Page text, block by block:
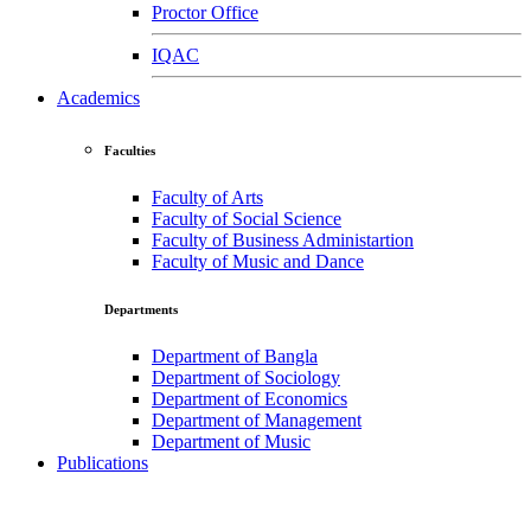
Proctor Office
IQAC
Academics
Faculties
Faculty of Arts
Faculty of Social Science
Faculty of Business Administartion
Faculty of Music and Dance
Departments
Department of Bangla
Department of Sociology
Department of Economics
Department of Management
Department of Music
Publications